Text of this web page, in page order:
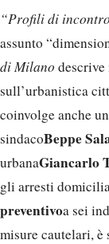
“Profili di
assunto
di Milano
sull’urbanistica
coinvolge anche
sindacoBeppe
urbanaGiancarlo
gli arresti
preventivoa sei
misure cautelari,